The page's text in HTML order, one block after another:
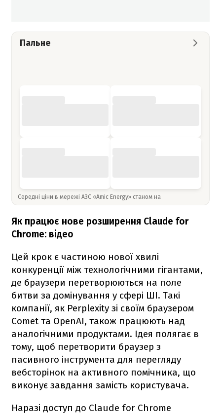
Пальне
Середні ціни в мережі АЗС «Amic Energy» станом на
Як працює нове розширення Claude for
Chrome: відео
Цей крок є частиною нової хвилі
конкуренції між технологічними гігантами,
де браузери перетворюються на поле
битви за домінування у сфері ШІ. Такі
компанії, як Perplexity зі своїм браузером
Comet та OpenAI, також працюють над
аналогічними продуктами. Ідея полягає в
тому, щоб перетворити браузер з
пасивного інструмента для перегляду
вебсторінок на активного помічника, що
виконує завдання замість користувача.
Наразі доступ до Claude for Chrome